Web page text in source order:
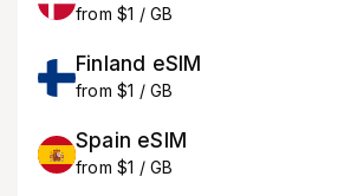
from $1 / GB
Finland eSIM
from $1 / GB
Spain eSIM
from $1 / GB